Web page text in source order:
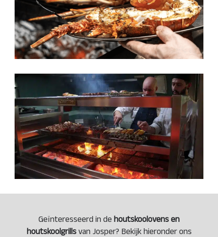
Geïnteresseerd in de houtskoolovens en
houtskoolgrillsvan Josper? Bekijk hieronder ons